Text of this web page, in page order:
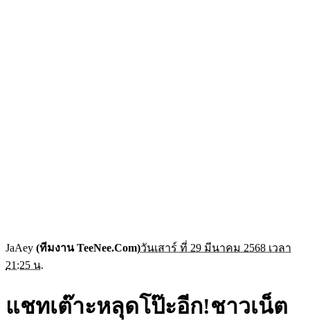
JaAey (ทีมงาน TeeNee.Com)วันเสาร์ ที่ 29 มีนาคม 2568 เวลา
21:25 น.
แชทเต๊าะหลุดโป๊ะอีก!ชาวเน็ต